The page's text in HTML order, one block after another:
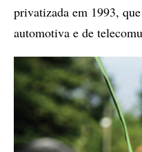
privatizada em 1993,
automotiva e de